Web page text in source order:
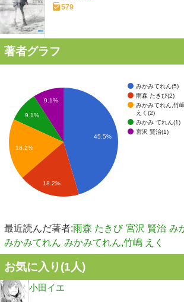
579
著者グラフ
みかみてれん(5)
雨森 たきび(2)
みかみてれん,竹
えく(2)
みかみ てれん(1)
宮沢 賢治(1)
45.5%
9.1%
9.1%
18.2%
18.2%
最近読んだ著者:雨森 たきび 宮沢 賢治 み
みかみてれん みかみてれん,竹嶋 えく
お気に入り(1人)
小田イエ